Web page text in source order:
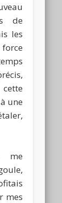
de
les
une
me
mes